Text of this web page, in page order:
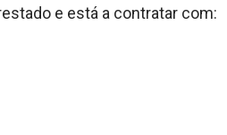
e está a contratar com: